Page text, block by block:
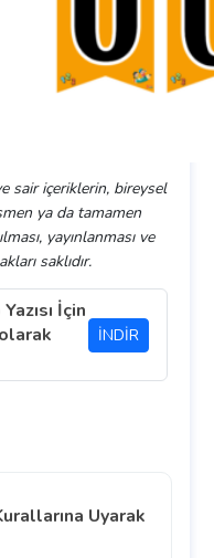
sair içeriklerin, bireysel
ya da tamamen
yayınlanması ve
saklıdır.
İçin
İNDİR
Uyarak